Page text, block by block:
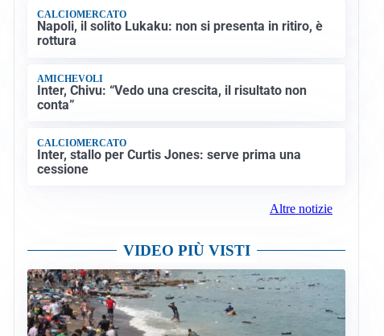
CALCIOMERCATO
Napoli, il solito Lukaku: non si presenta in ritiro, è
rottura
AMICHEVOLI
Inter, Chivu: “Vedo una crescita, il risultato non
conta”
CALCIOMERCATO
Inter, stallo per Curtis Jones: serve prima una
cessione
Altre notizie
VIDEO PIÙ VISTI